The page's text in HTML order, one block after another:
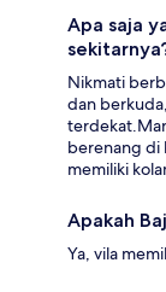
Apa saja
Nikmati
dan
berenang di
memiliki
Apakah
Ya, vila